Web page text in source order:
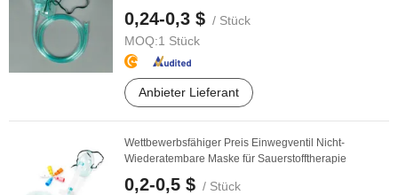
0,24-0,3 $ / Stück
MOQ:1 Stück
Anbieter Lieferant
Wettbewerbsfähiger Preis Einwegventil Nicht-
Wiederatembare Maske für Sauerstofftherapie
0,2-0,5 $ / Stück